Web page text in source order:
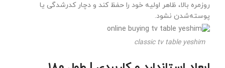
روزمره بالا، ظاهر اولیه خود را حفظ کند و دچار کدرشدگی یا
پوسته‌شدن نشود.
classic tv table yeshim